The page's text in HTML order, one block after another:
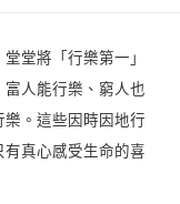
堂將「行樂第一」
人能行樂、窮人也
。這些因時因地行
真心感受生命的喜